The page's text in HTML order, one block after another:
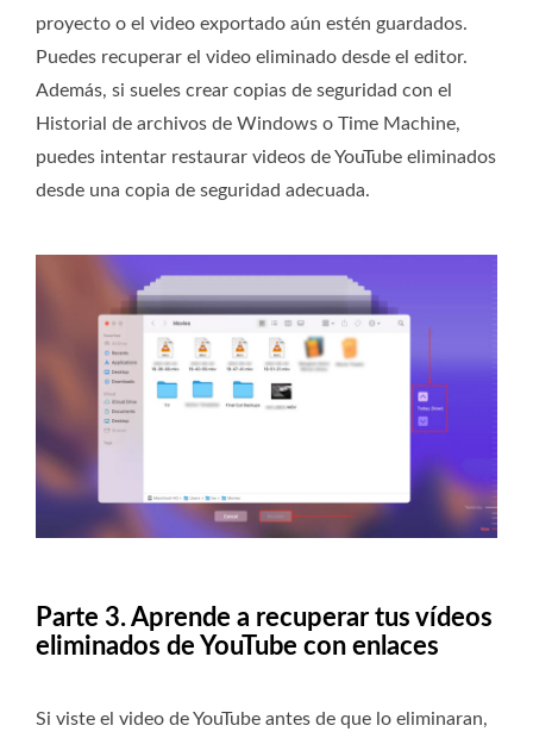
proyecto o el video exportado aún estén guardados.
Puedes recuperar el video eliminado desde el editor.
Además, si sueles crear copias de seguridad con el
Historial de archivos de Windows o Time Machine,
puedes intentar restaurar videos de YouTube eliminados
desde una copia de seguridad adecuada.
Parte 3. Aprende a recuperar tus vídeos
eliminados de YouTube con enlaces
Si viste el video de YouTube antes de que lo eliminaran,